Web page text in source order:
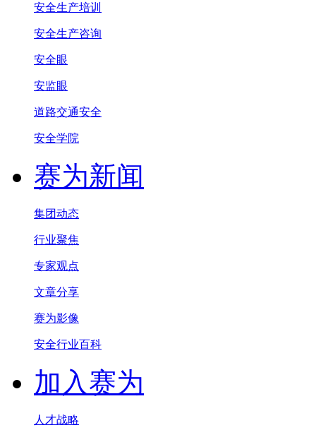
安全生产培训
安全生产咨询
安全眼
安监眼
道路交通安全
安全学院
赛为新闻
集团动态
行业聚焦
专家观点
文章分享
赛为影像
安全行业百科
加入赛为
人才战略